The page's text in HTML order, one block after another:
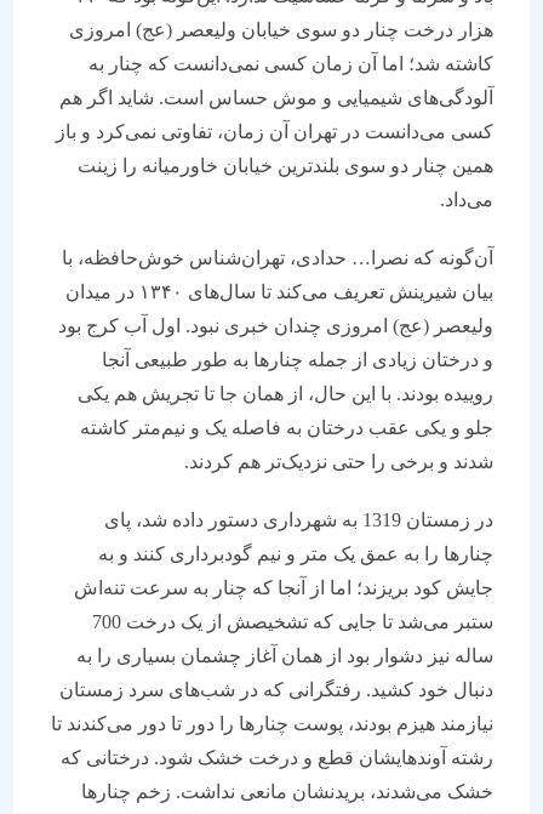
هزار درخت چنار دو سوی خیابان ولیعصر (عج) امروزی
کاشته شد؛ اما آن زمان کسی نمی‌دانست که چنار به
آلودگی‌های شیمیایی و موش حساس است. شاید اگر هم
کسی می‌دانست در تهران آن زمان، تفاوتی نمی‌کرد و باز
همین چنار دو سوی بلندترین خیابان خاورمیانه را زینت
می‌داد.
آن‌گونه که نصرا… حدادی، تهران‌شناس خوش‌حافظه، با
بیان شیرینش تعریف می‌کند تا سال‌های ۱۳۴۰ در میدان
ولیعصر (عج) امروزی چندان خبری نبود. اول آب کرج بود
و درختان زیادی از جمله چنارها به طور طبیعی آنجا
روییده بودند. با این حال، از همان جا تا تجریش هم یکی
جلو و یکی عقب درختان به فاصله یک و نیم‌متر کاشته
شدند و برخی را حتی نزدیک‌تر هم کردند.
در زمستان 1319 به شهرداری دستور داده شد، پای
چنارها را به عمق یک متر و نیم گودبرداری کنند و به
جایش کود بریزند؛ اما از آنجا که چنار به سرعت تنه‌اش
ستبر می‌شد تا جایی که تشخیصش از یک درخت 700
ساله نیز دشوار بود از همان آغاز چشمان بسیاری را به
دنبال خود کشید. رفتگرانی که در شب‌های سرد زمستان
نیازمند هیزم بودند، پوست چنارها را دور تا دور می‌کندند تا
رشته آوندهایشان قطع و درخت خشک شود. درختانی که
خشک می‌شدند، بریدنشان مانعی نداشت. زخم چنارها